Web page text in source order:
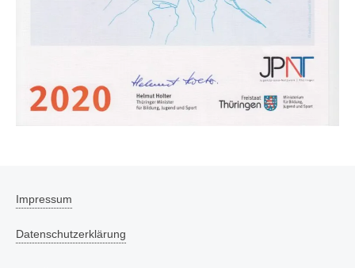
Impressum
Datenschutzerklärung